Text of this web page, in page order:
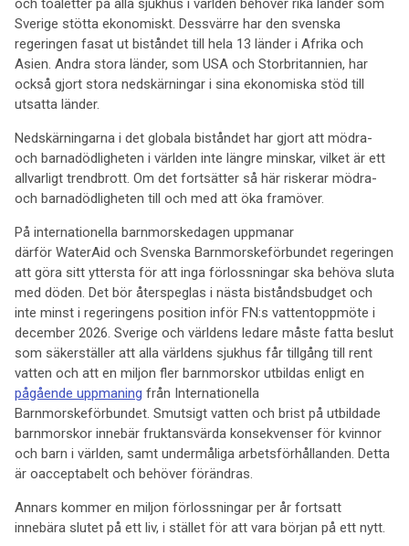
och toaletter på alla sjukhus i världen behöver rika länder som
Sverige stötta ekonomiskt. Dessvärre har den svenska
regeringen fasat ut biståndet till hela 13 länder i Afrika och
Asien. Andra stora länder, som USA och Storbritannien, har
också gjort stora nedskärningar i sina ekonomiska stöd till
utsatta länder.
Nedskärningarna i det globala biståndet har gjort att mödra-
och barnadödligheten i världen inte längre minskar, vilket är ett
allvarligt trendbrott. Om det fortsätter så här riskerar mödra-
och barnadödligheten till och med att öka framöver.
På internationella barnmorskedagen uppmanar
därför WaterAid och Svenska Barnmorskeförbundet regeringen
att göra sitt yttersta för att inga förlossningar ska behöva sluta
med döden. Det bör återspeglas i nästa biståndsbudget och
inte minst i regeringens position inför FN:s vattentoppmöte i
december 2026. Sverige och världens ledare måste fatta beslut
som säkerställer att alla världens sjukhus får tillgång till rent
vatten och att en miljon fler barnmorskor utbildas enligt en
pågående uppmaning från Internationella
Barnmorskeförbundet. Smutsigt vatten och brist på utbildade
barnmorskor innebär fruktansvärda konsekvenser för kvinnor
och barn i världen, samt undermåliga arbetsförhållanden. Detta
är oacceptabelt och behöver förändras.
Annars kommer en miljon förlossningar per år fortsatt
innebära slutet på ett liv, i stället för att vara början på ett nytt.